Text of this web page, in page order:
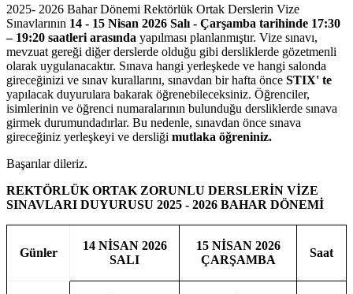
2025- 2026 Bahar Dönemi Rektörlük Ortak Derslerin Vize
Sınavlarının 14 - 15 Nisan 2026 Salı - Çarşamba tarihinde 17:30
– 19:20 saatleri arasında yapılması planlanmıştır. Vize sınavı,
mevzuat gereği diğer derslerde olduğu gibi dersliklerde gözetmenli
olarak uygulanacaktır. Sınava hangi yerleşkede ve hangi salonda
gireceğinizi ve sınav kurallarını, sınavdan bir hafta önce STIX' te
yapılacak duyurulara bakarak öğrenebileceksiniz. Öğrenciler,
isimlerinin ve öğrenci numaralarının bulunduğu dersliklerde sınava
girmek durumundadırlar. Bu nedenle, sınavdan önce sınava
gireceğiniz yerleşkeyi ve dersliği mutlaka öğreniniz.
Başarılar dileriz.
REKTÖRLÜK ORTAK ZORUNLU DERSLERİN VİZE
SINAVLARI DUYURUSU 2025 - 2026 BAHAR DÖNEMİ
Günler
14 NİSAN 2026
SALI
15 NİSAN 2026
ÇARŞAMBA
Saat